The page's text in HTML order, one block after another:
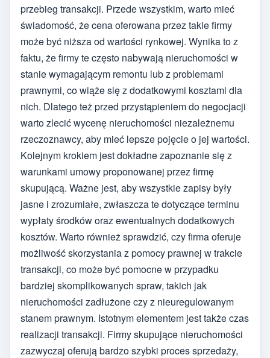
przebieg transakcji. Przede wszystkim, warto mieć
świadomość, że cena oferowana przez takie firmy
może być niższa od wartości rynkowej. Wynika to z
faktu, że firmy te często nabywają nieruchomości w
stanie wymagającym remontu lub z problemami
prawnymi, co wiąże się z dodatkowymi kosztami dla
nich. Dlatego też przed przystąpieniem do negocjacji
warto zlecić wycenę nieruchomości niezależnemu
rzeczoznawcy, aby mieć lepsze pojęcie o jej wartości.
Kolejnym krokiem jest dokładne zapoznanie się z
warunkami umowy proponowanej przez firmę
skupującą. Ważne jest, aby wszystkie zapisy były
jasne i zrozumiałe, zwłaszcza te dotyczące terminu
wypłaty środków oraz ewentualnych dodatkowych
kosztów. Warto również sprawdzić, czy firma oferuje
możliwość skorzystania z pomocy prawnej w trakcie
transakcji, co może być pomocne w przypadku
bardziej skomplikowanych spraw, takich jak
nieruchomości zadłużone czy z nieuregulowanym
stanem prawnym. Istotnym elementem jest także czas
realizacji transakcji. Firmy skupujące nieruchomości
zazwyczaj oferują bardzo szybki proces sprzedaży,